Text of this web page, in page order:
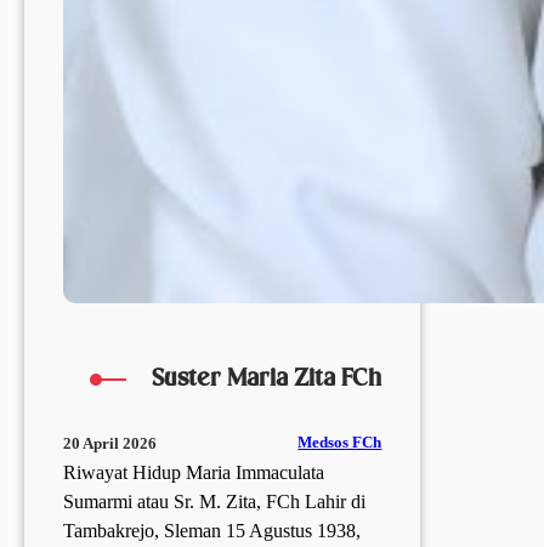
Suster Maria Zita FCh
20 April 2026 Medsos FCh
Riwayat Hidup Maria Immaculata
Sumarmi atau Sr. M. Zita, FCh Lahir di
Tambakrejo, Sleman 15 Agustus 1938,